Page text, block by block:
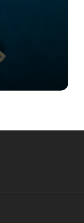
военный
слова
упразднению